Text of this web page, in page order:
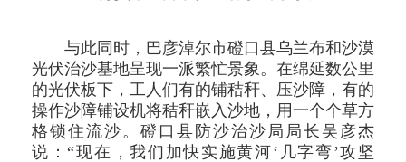
与此同时，巴彦淖尔市磴口县乌兰布和沙漠
光伏治沙基地呈现一派繁忙景象。在绵延数公里
的光伏板下，工人们有的铺秸秆、压沙障，有的
操作沙障铺设机将秸秆嵌入沙地，用一个个草方
格锁住流沙。磴口县防沙治沙局局长吴彦杰
说：“现在，我们加快实施黄河‘几字弯’攻坚